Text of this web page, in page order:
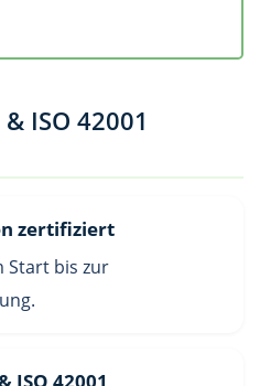
ISO 42001
zertifiziert
Start bis zur